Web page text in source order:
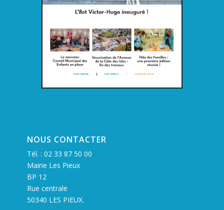
NOUS CONTACTER
Tél. : 02 33 87 50 00
Mairie Les Pieux
BP 12
Rue centrale
50340 LES PIEUX.